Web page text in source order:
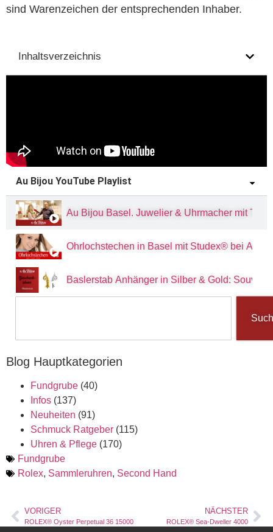
sind Warenzeichen der entsprechenden Inhaber.
Inhaltsverzeichnis
Au Bijou YouTube Playlist
Au Bijou Basel. Juwelier & Uhrmacher mit
Ohrlochstechen in Basel mit Studex® bei Au
Baslerstab Anhänger in Silber & Gold:
Blog Hauptkategorien
Fundgrube (40)
Infos (137)
Neuheiten (91)
Schmuck Ratgeber (115)
Uhren & Pflege (170)
Fundgrube
Rolex, Sammleruhren, Second Hand
VORIGER
ROLEX® Oyster Perpetual 36 15000
NÄCHSTER
ROLEX® Sea-Dweller 4000